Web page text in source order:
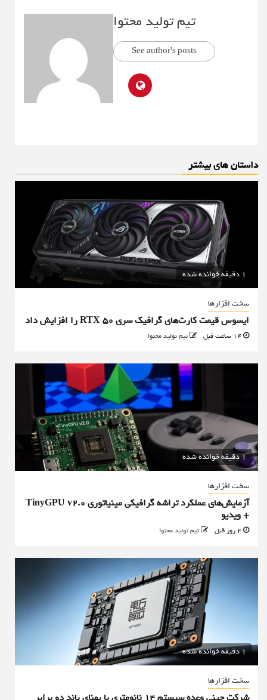
تیم تولید محتوا
See author's posts
داستان های بیشتر
1 دقیقه خوانده شده
سخت افزارها
ایسوس قیمت کارت‌های گرافیک سری RTX 50 را افزایش داد
تیم تولید محتوا
1 دقیقه خوانده شده
سخت افزارها
آزمایش‌های عملکرد تراشه گرافیکی مینیاتوری TinyGPU v2.0
+ ویدیو
تیم تولید محتوا
1 دقیقه خوانده شده
سخت افزارها